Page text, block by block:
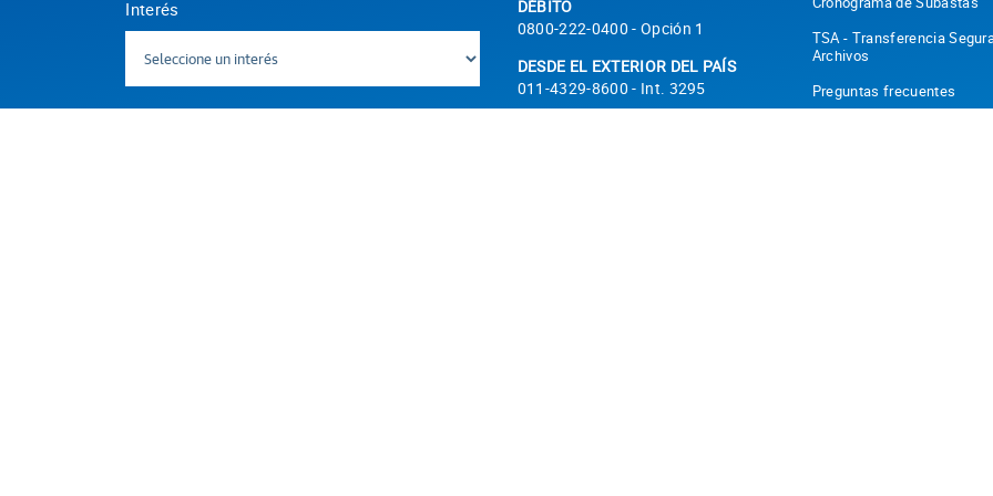
Interés
DÉBITO
0800-222-0400 - Opción 1
DESDE EL EXTERIOR DEL PAÍS
011-4329-8600 - Int. 3295
TSA - Transferencia
Archivos
Preguntas frecuentes